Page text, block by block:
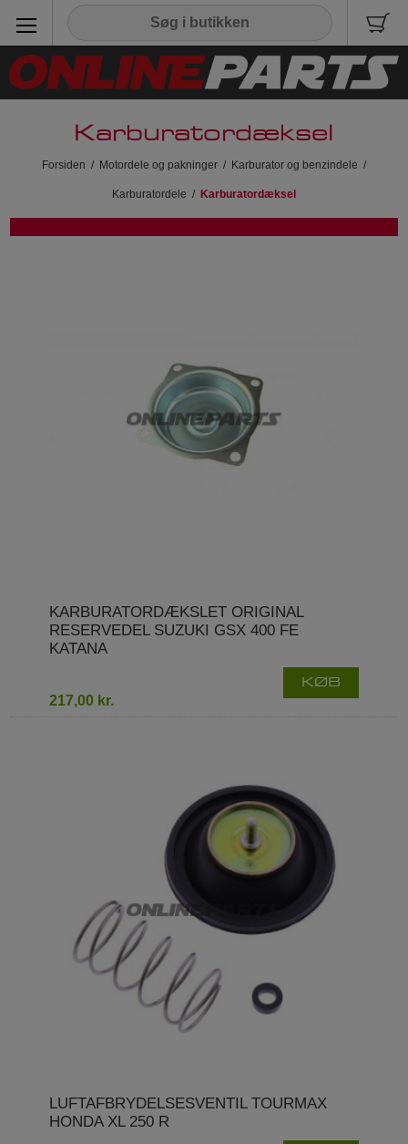
Karburatordæksel
Forsiden / Motordele og pakninger / Karburator og benzindele /
Karburatordele / Karburatordæksel
KARBURATORDÆKSLET ORIGINAL
RESERVEDEL SUZUKI GSX 400 FE
KATANA
217,00 kr.
KØB
LUFTAFBRYDELSESVENTIL TOURMAX
HONDA XL 250 R